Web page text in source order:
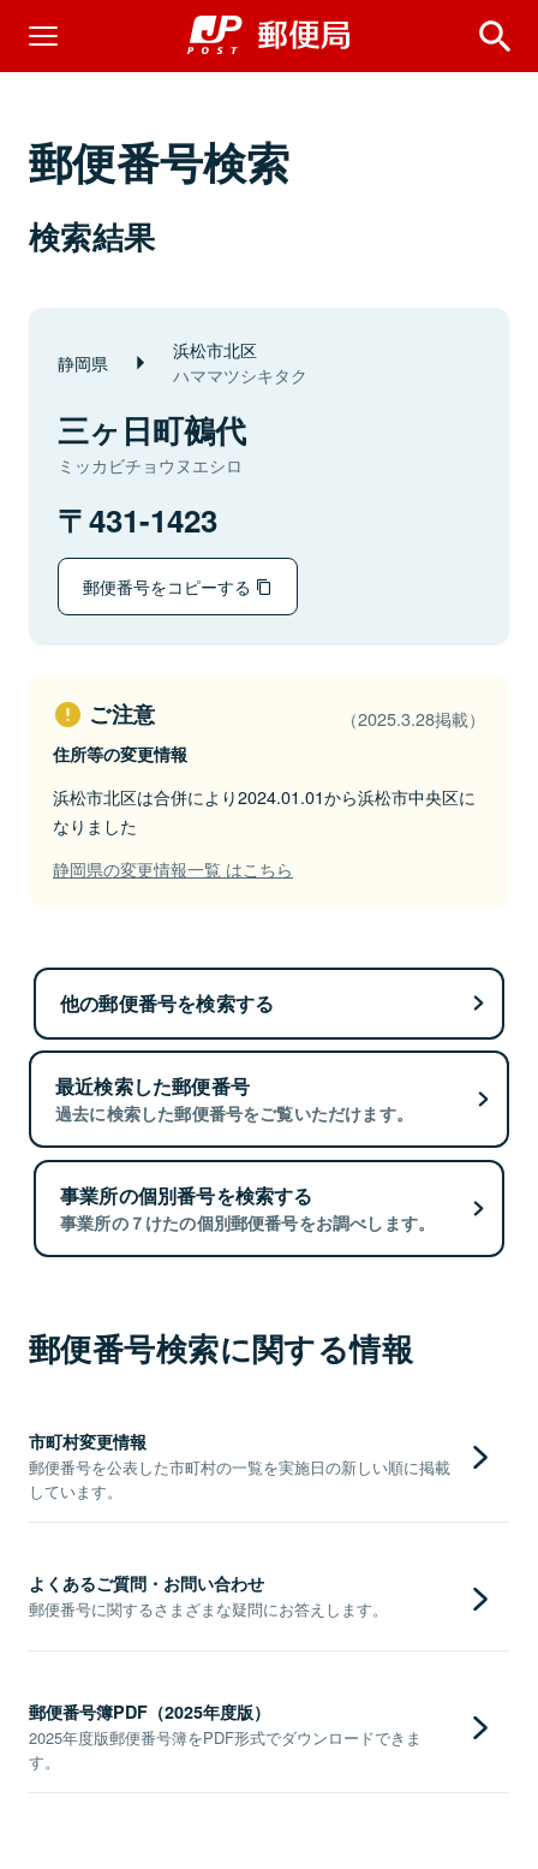
郵便番号検索
検索結果
静岡県 浜松市北区
ハママツシキタク
三ヶ日町鵺代
ミッカビチョウヌエシロ
431-1423
郵便番号をコピーする
ご注意 （2025.3.28掲載）
住所等の変更情報
浜松市北区は合併により2024.01.01から浜松市中央区に
なりました
静岡県の変更情報一覧 はこちら
他の郵便番号を検索する
最近検索した郵便番号
過去に検索した郵便番号をご覧いただけます。
事業所の個別番号を検索する
事業所の７けたの個別郵便番号をお調べします。
郵便番号検索に関する情報
市町村変更情報
郵便番号を公表した市町村の一覧を実施日の新しい順に掲載
しています。
よくあるご質問・お問い合わせ
郵便番号に関するさまざまな疑問にお答えします。
郵便番号簿PDF（2025年度版）
2025年度版郵便番号簿をPDF形式でダウンロードできま
す。